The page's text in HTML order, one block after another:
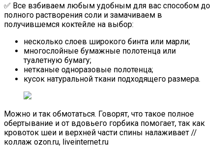
✅ Все взбиваем любым удобным для вас способом до
полного растворения соли и замачиваем в
получившемся коктейле на выбор:
несколько слоев широкого бинта или марли;
многослойные бумажные полотенца или
туалетную бумагу;
нетканые одноразовые полотенца;
кусок натуральной ткани подходящего размера.
Можно и так обмотаться. Говорят, что такое полное
обертывание и от вдовьего горбика помогает, так как
кровоток шеи и верхней части спины налаживает //
коллаж ozon.ru, liveinternet.ru